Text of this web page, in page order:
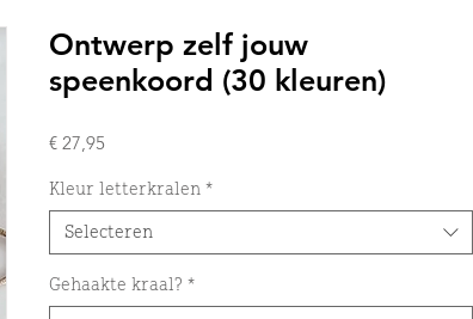
Ontwerp zelf jouw
speenkoord (30 kleuren)
€ 27,95
Kleur letterkralen *
Selecteren
Gehaakte kraal? *